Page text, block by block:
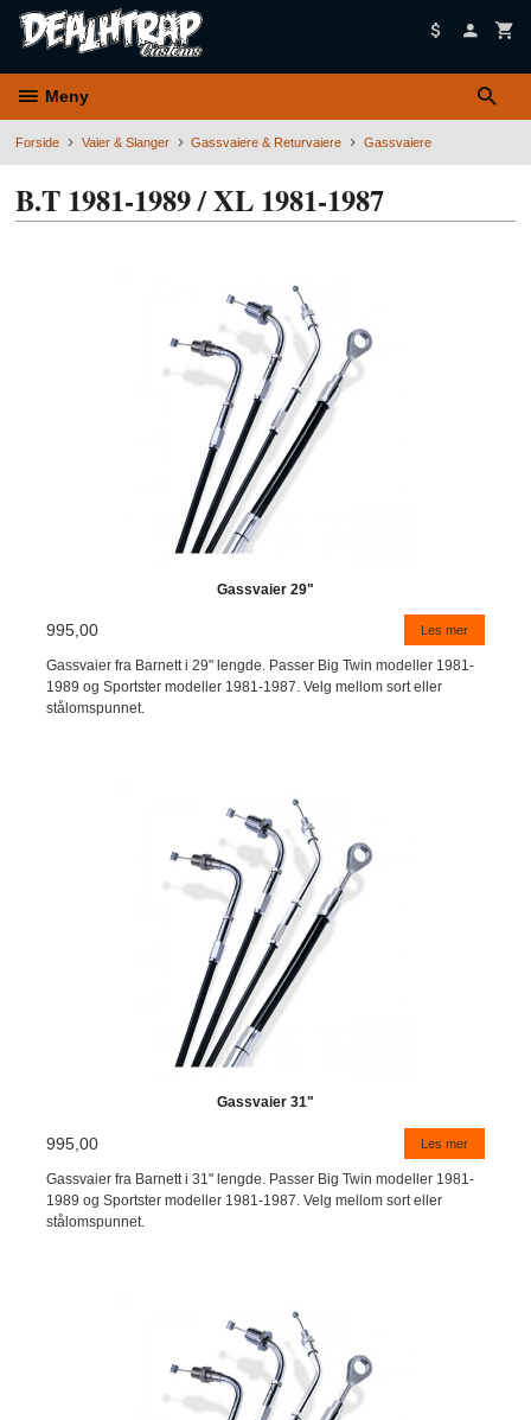
Meny
Forside Vaier & Slanger Gassvaiere & Returvaiere Gassvaiere
B.T 1981-1989 / XL 1981-1987
Gassvaier 29"
995,00 Les mer
Gassvaier fra Barnett i 29" lengde. Passer Big Twin modeller 1981-
1989 og Sportster modeller 1981-1987. Velg mellom sort eller
stålomspunnet.
Gassvaier 31"
995,00 Les mer
Gassvaier fra Barnett i 31" lengde. Passer Big Twin modeller 1981-
1989 og Sportster modeller 1981-1987. Velg mellom sort eller
stålomspunnet.